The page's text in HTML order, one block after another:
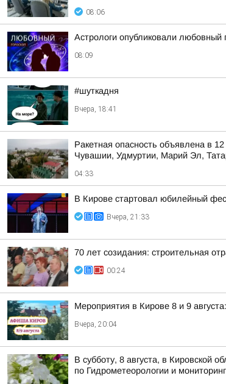
08:06
Астрологи опубликовали любовный
08:09
#шуткадня
Вчера, 18:41
Ракетная опасность объявлена в
Чувашии, Удмуртии, Марий Эл,
04:33
В Кирове стартовал юбилейный
Вчера, 21:33
70 лет созидания: строительная
00:24
Мероприятия в Кирове 8 и 9
Вчера, 20:04
В субботу, 8 августа, в Кировской
по Гидрометеорологии и